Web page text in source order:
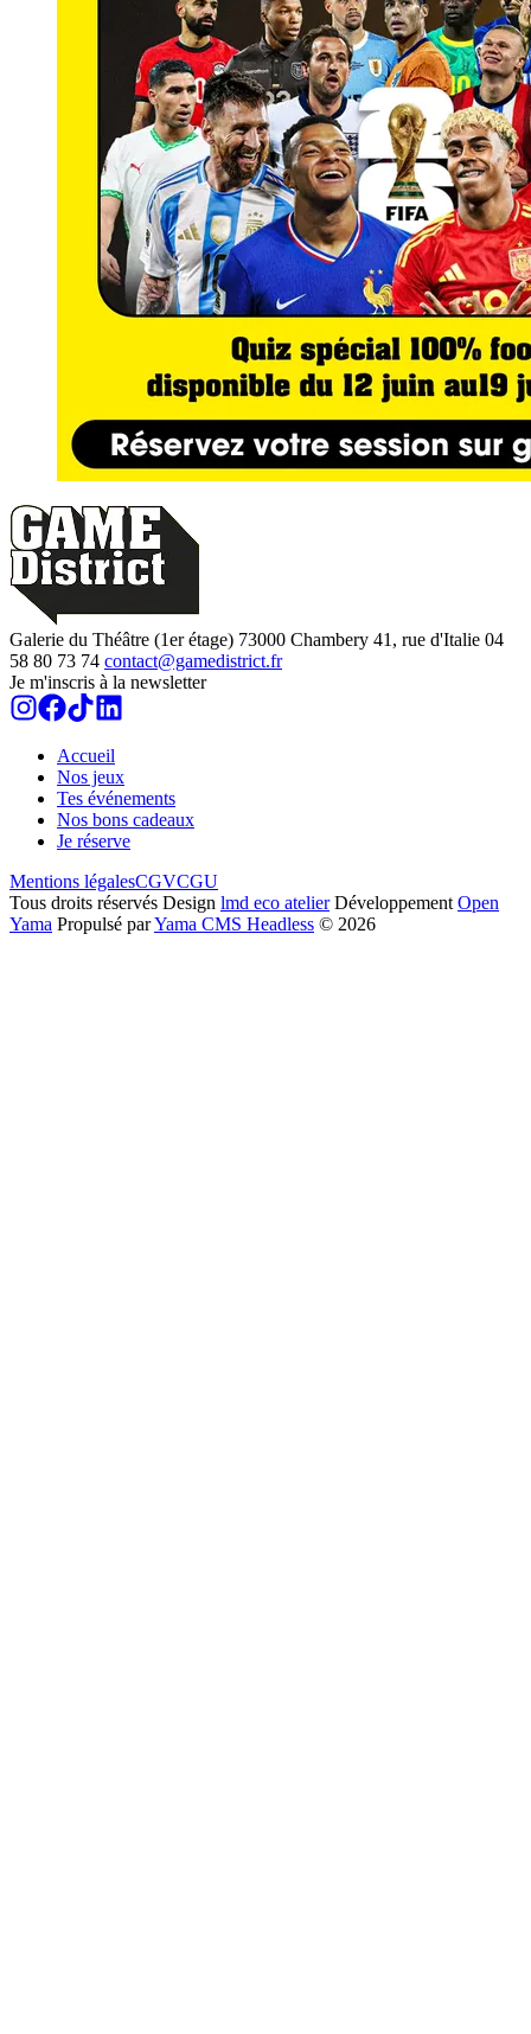
Galerie du Théâtre (1er étage) 73000 Chambery 41, rue d'Italie 04
58 80 73 74 contact@gamedistrict.fr
Je m'inscris à la newsletter
Accueil
Nos jeux
Tes événements
Nos bons cadeaux
Je réserve
Mentions légalesCGVCGU
Tous droits réservés Design lmd eco atelier Développement Open
Yama Propulsé parYama CMS Headless © 2026